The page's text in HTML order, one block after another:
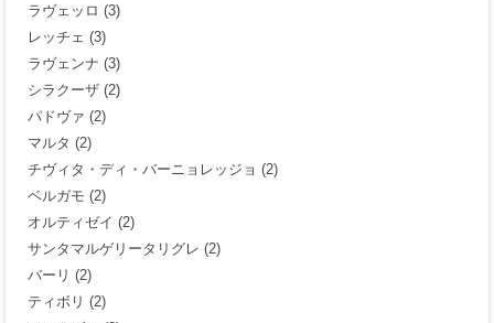
ラヴェッロ (3)
レッチェ (3)
ラヴェンナ (3)
シラクーザ (2)
パドヴァ (2)
マルタ (2)
チヴィタ・ディ・バーニョレッジョ (2)
ベルガモ (2)
オルティゼイ (2)
サンタマルゲリータリグレ (2)
バーリ (2)
ティボリ (2)